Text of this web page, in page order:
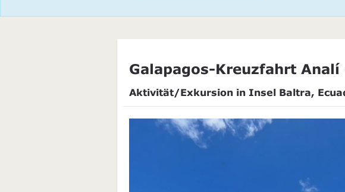
Galapagos-Kreuzfahrt
Aktivität/Exkursion in Insel Baltra,